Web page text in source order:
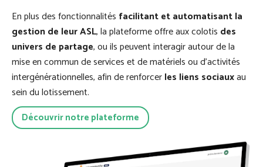
En plus des fonctionnalités facilitant et automatisant la
gestion de leur ASL, la plateforme offre aux colotis des
univers de partage, ou ils peuvent interagir autour de la
mise en commun de services et de matériels ou d’activités
intergénérationnelles, afin de renforcerles liens sociauxau
sein du lotissement.
Découvrir notre plateforme